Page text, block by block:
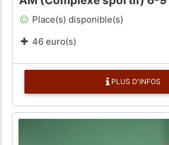
Place(s) disponible(s)
46 euro(s)
PLUS D'INFOS